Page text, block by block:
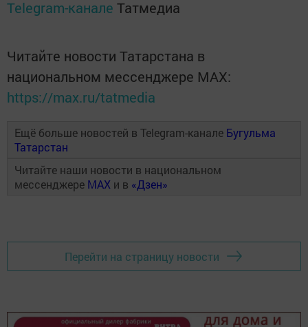
Telegram-канале Татмедиа
Читайте новости Татарстана в
национальном мессенджере MАХ:
https://max.ru/tatmedia
Ещё больше новостей в Telegram-канале Бугульма
Татарстан
Читайте наши новости в национальном
мессенджере MAX и в «Дзен»
Перейти на страницу новости